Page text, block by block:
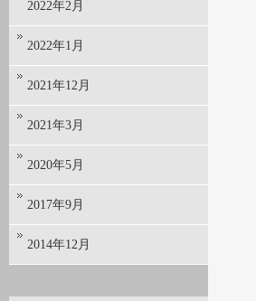
2022年2月
2022年1月
2021年12月
2021年3月
2020年5月
2017年9月
2014年12月